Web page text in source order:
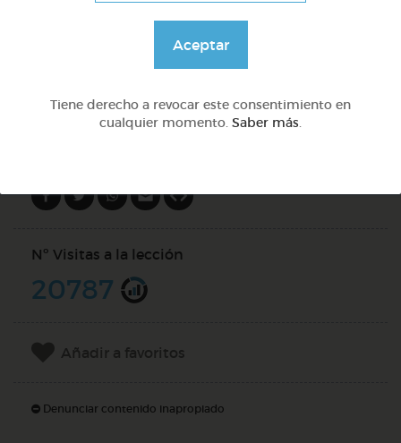
DOCS (2)
Nº Visitas a la lección
20787
Añadir a favoritos
Denunciar contenido inapropiado
Aceptar
Tiene derecho a revocar este consentimiento en
cualquier momento. Saber más.